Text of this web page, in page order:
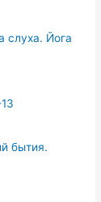
слуха. Йога
бытия.